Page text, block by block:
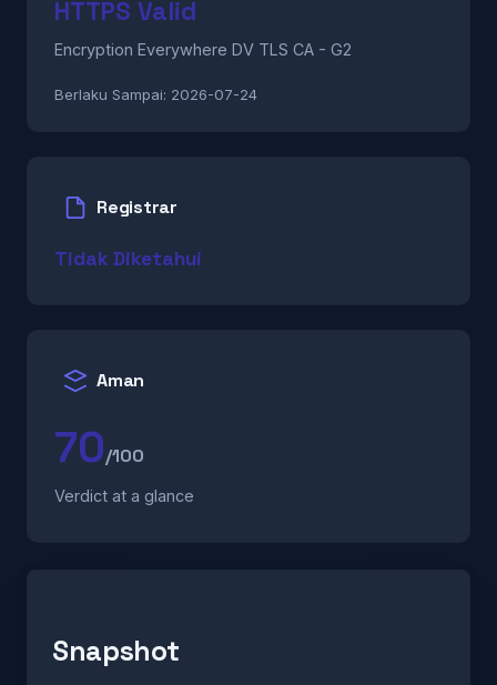
HTTPS Valid
Encryption Everywhere DV TLS CA - G2
Berlaku Sampai: 2026-07-24
Registrar
Tidak Diketahui
Aman
70/100
Verdict at a glance
Snapshot